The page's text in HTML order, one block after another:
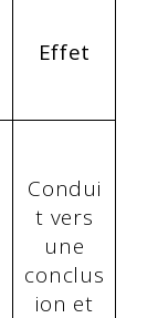
Effet
Condui
t vers
une
conclus
ion et